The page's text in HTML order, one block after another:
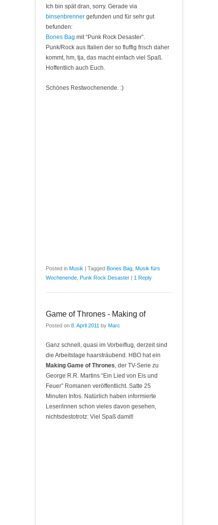
Ich bin spät dran, sorry. Gerade via
binsenbrenner gefunden und für sehr gut
befunden:
Bones Bag mit “Punk Rock Desaster”.
Punk/Rock aus Italien der so fluffig frisch daher
kommt, hm, tja, das macht einfach viel Spaß.
Hoffentlich auch Euch.
Schönes Restwochenende. :)
Posted in Musik | Tagged Bones Bag Musik fürs
Wochenende Punk Rock Desaster | 1 Reply
Game of Thrones - Making of
Posted on 8. April 2011 by Marc
Ganz schnell, quasi im Vorbeiflug, derzeit sind
die Arbeitstage haarsträubend. HBO hat ein
Making Game of Thrones, der TV-Serie zu
George R.R. Martins “Ein Lied von Eis und
Feuer” Romanen veröffentlicht. Satte 25
Minuten Infos. Natürlich haben informierte
Leser/innen schon vieles davon gesehen,
nichtsdestotrotz: Viel Spaß damit!